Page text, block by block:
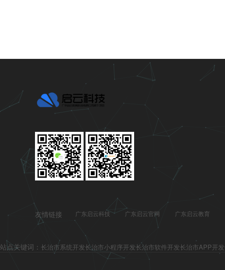
友情链接 广东启云科技 广东启云官网 广东启云教育
站点关键词： 长治市系统开发长治市小程序开发长治市软件开发长治市APP开发